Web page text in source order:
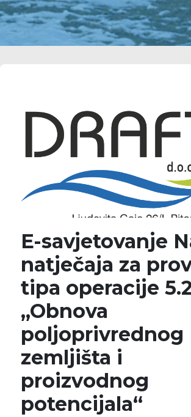
E-savjetovanje
natječaja za
tipa operacije
„Obnova
poljoprivrednog
zemljišta i
proizvodnog
potencijala“